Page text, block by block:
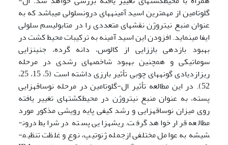
گلوتامین از مهمترین اسید آمینه­های درون­سلولی می­باشد که به
عنوان منبع نیتروژن نقش­های متعددی را در متابولیسم سلولی
ایفا می­نماید. افزودن این اسید آمینه به ترکیبات محیط­ کشت در
بهبود بازدهی باززایی از کالوس، دانه گرده، جنین­زایی
سوماتیکی و همچنین بهبود شاخص­های رشدی در مرحله
ریزازدیادی گونه­های چوبی تأثیر بارزی داشته است (5، 15، 25،
52). در این مطالعه تأثیر ال-گلوتامین در مرحله نوساقه­زایی
پسته، به عنوان منبع نیتروژن در محیط­کشت­های تغییر یافته
روی میزان نوساقه­زایی و رشد کیفی پایه رویشی مذکور مورد
مطالعه قرار خواهد گرفت. ریشه­زایی پسته در شرایط درون­
شیشه به عوامل مختلفی ازجمله ژنوتیپ، نوع و غلظت تنظیم­